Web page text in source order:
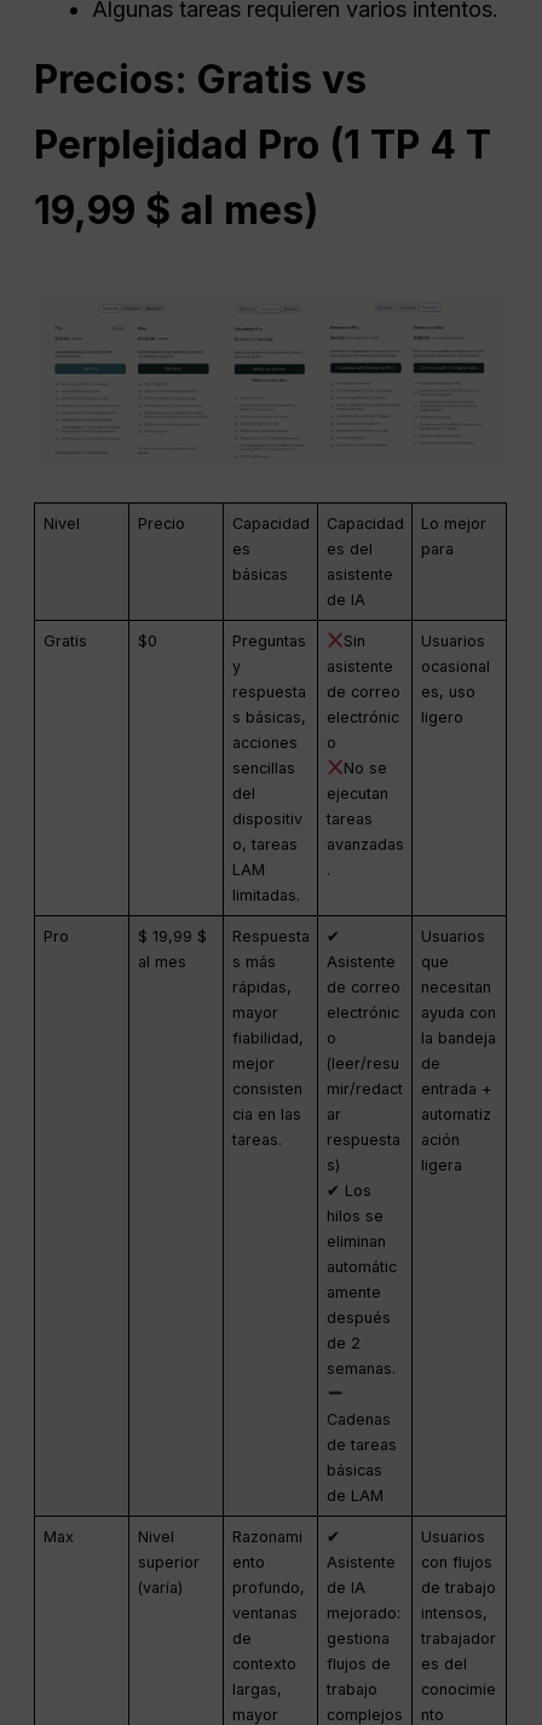
Algunas tareas requieren varios intentos.
Precios: Gratis vs
Perplejidad Pro (1 TP 4 T
19,99 $ al mes)
Nivel Precio
Capacidad
es
básicas
Capacidad
es del
asistente
de IA
Lo mejor
para
Gratis $0
Preguntas
y
respuesta
s básicas,
acciones
sencillas
del
dispositiv
o, tareas
LAM
limitadas.
Sin
asistente
de correo
electrónic
o
No se
ejecutan
tareas
avanzadas
.
Usuarios
ocasional
es, uso
ligero
Pro
$ 19,99 $
al mes
Respuesta
s más
rápidas,
mayor
fiabilidad,
mejor
consisten
cia en las
tareas.
✔
Asistente
de correo
electrónic
o
(leer/resu
mir/redact
ar
respuesta
s)
✔ Los
hilos se
eliminan
automátic
amente
después
de 2
semanas.
Cadenas
de tareas
básicas
de LAM
Usuarios
que
necesitan
ayuda con
la bandeja
de
entrada +
automatiz
ación
ligera
Max
Nivel
superior
(varía)
Razonami
ento
profundo,
ventanas
de
contexto
largas,
mayor
✔
Asistente
de IA
mejorado:
gestiona
flujos de
trabajo
complejos
Usuarios
con flujos
de trabajo
intensos,
trabajador
es del
conocimie
nto